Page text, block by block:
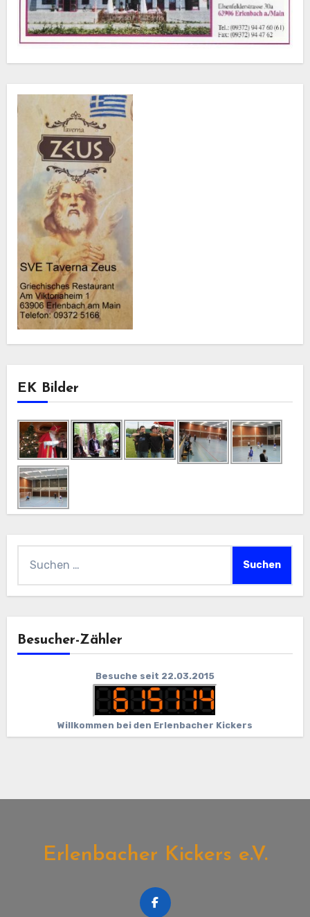
EK Bilder
Besucher-Zähler
Besuche seit 22.03.2015
Willkommen bei den Erlenbacher Kickers
Erlenbacher Kickers e.V.